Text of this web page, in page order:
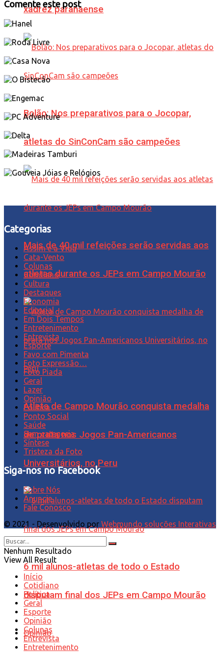
xadrez paranaense
Bolão: Nos preparativos para o Jocopar,
atletas do SinConCam são campeões
Mais de 40 mil refeições serão servidas aos
atletas durante os JEPs em Campo Mourão
Atleta de Campo Mourão conquista medalha
de prata nos Jogos Pan-Americanos
Universitários, no Peru
6 mil alunos-atletas de todo o Estado
disputam final dos JEPs em Campo Mourão
Opinião
Comente este post
Categorias
Assim é a Vida
Cata-Vento
Colunas
Cotidiano
Cultura
Destaques
Economia
Editorial
Em Dois Tempos
Entretenimento
Entrevista
Esporte
Favo com Pimenta
Foto Expressão…
Foto Piada
Geral
Lazer
Opinião
Política
Ponto Social
Saúde
Sem categoria
Síntese
Tristeza da Foto
Siga-nos no Facebook
Sobre Nós
Anuncie
Fale Conosco
© 2021 - Desenvolvido por Webmundo soluções Interativas
Nenhum Resultado
View All Result
Início
Cotidiano
Política
Geral
Esporte
Opinião
Colunas
Entrevista
Entretenimento